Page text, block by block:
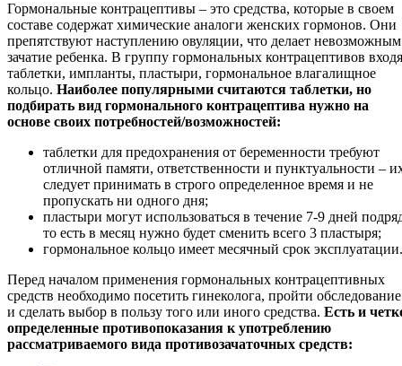
Гормональные контрацептивы – это средства, которые в своем
составе содержат химические аналоги женских гормонов. Они
препятствуют наступлению овуляции, что делает невозможным
зачатие ребенка. В группу гормональных контрацептивов
таблетки, импланты, пластыри, гормональное влагалищное
кольцо. Наиболее популярными считаются таблетки, но
подбирать вид гормонального контрацептива нужно на
основе своих потребностей/возможностей:
таблетки для предохранения от беременности требуют
отличной памяти, ответственности и пунктуальности –
следует принимать в строго определенное время и не
пропускать ни одного дня;
пластыри могут использоваться в течение 7-9 дней
то есть в месяц нужно будет сменить всего 3 пластыря;
гормональное кольцо имеет месячный срок эксплуатации.
Перед началом применения гормональных контрацептивных
средств необходимо посетить гинеколога, пройти обследование
и сделать выбор в пользу того или иного средства. Есть и
определенные противопоказания к употреблению
рассматриваемого вида противозачаточных средств: